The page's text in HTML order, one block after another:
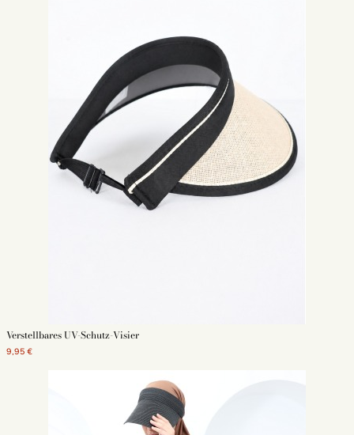
Verstellbares UV-Schutz-Visier
9,95 €